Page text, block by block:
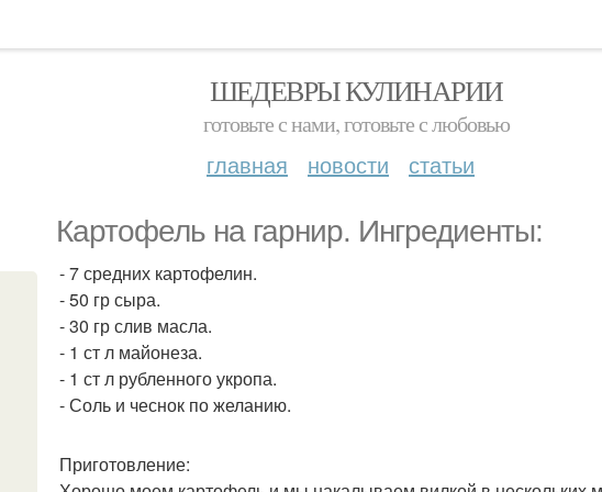
ШЕДЕВРЫ КУЛИНАРИИ
готовьте с нами, готовьте с любовью
главная новости статьи
Картофель на гарнир. Ингредиенты:
- 7 средних картофелин.
- 50 гр сыра.
- 30 гр слив масла.
- 1 ст л майонеза.
- 1 ст л рубленного укропа.
- Соль и чеснок по желанию.
Приготовление: